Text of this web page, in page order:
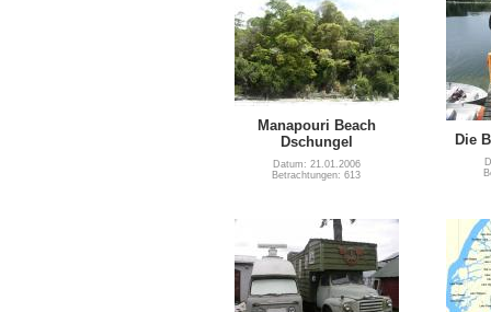
Manapouri Beach
Dschungel
Datum: 21.01.2006
Betrachtungen: 613
Die